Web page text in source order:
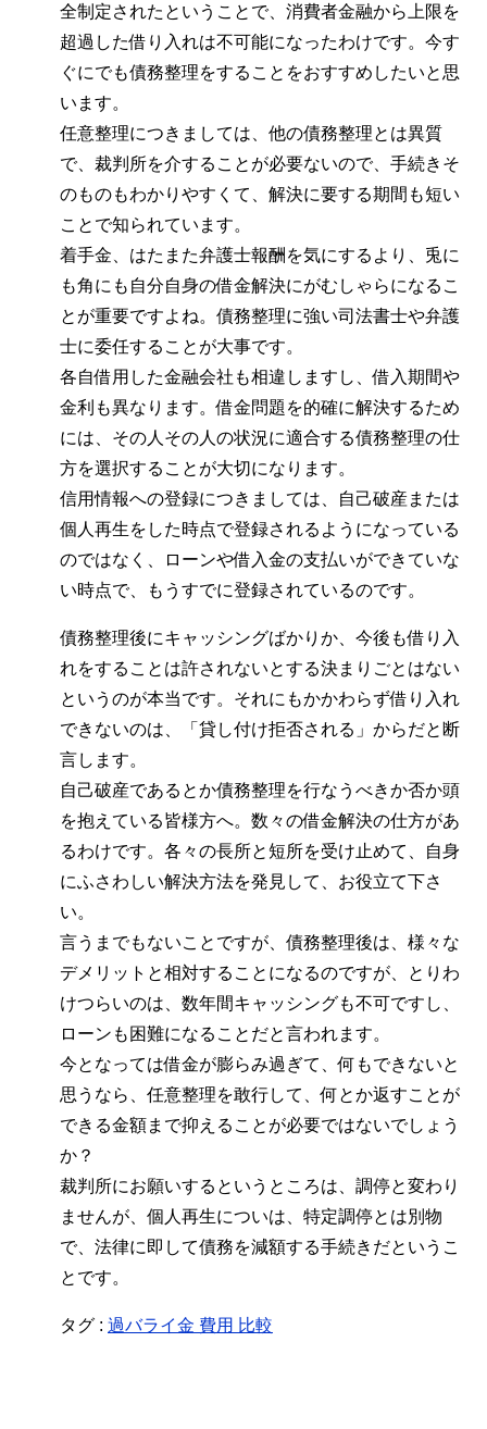
全制定されたということで、消費者金融から上限を
超過した借り入れは不可能になったわけです。今す
ぐにでも債務整理をすることをおすすめしたいと思
います。
任意整理につきましては、他の債務整理とは異質
で、裁判所を介することが必要ないので、手続きそ
のものもわかりやすくて、解決に要する期間も短い
ことで知られています。
着手金、はたまた弁護士報酬を気にするより、兎に
も角にも自分自身の借金解決にがむしゃらになるこ
とが重要ですよね。債務整理に強い司法書士や弁護
士に委任することが大事です。
各自借用した金融会社も相違しますし、借入期間や
金利も異なります。借金問題を的確に解決するため
には、その人その人の状況に適合する債務整理の仕
方を選択することが大切になります。
信用情報への登録につきましては、自己破産または
個人再生をした時点で登録されるようになっている
のではなく、ローンや借入金の支払いができていな
い時点で、もうすでに登録されているのです。
債務整理後にキャッシングばかりか、今後も借り入
れをすることは許されないとする決まりごとはない
というのが本当です。それにもかかわらず借り入れ
できないのは、「貸し付け拒否される」からだと断
言します。
自己破産であるとか債務整理を行なうべきか否か頭
を抱えている皆様方へ。数々の借金解決の仕方があ
るわけです。各々の長所と短所を受け止めて、自身
にふさわしい解決方法を発見して、お役立て下さ
い。
言うまでもないことですが、債務整理後は、様々な
デメリットと相対することになるのですが、とりわ
けつらいのは、数年間キャッシングも不可ですし、
ローンも困難になることだと言われます。
今となっては借金が膨らみ過ぎて、何もできないと
思うなら、任意整理を敢行して、何とか返すことが
できる金額まで抑えることが必要ではないでしょう
か？
裁判所にお願いするというところは、調停と変わり
ませんが、個人再生についは、特定調停とは別物
で、法律に即して債務を減額する手続きだというこ
とです。
タグ : 過バライ金 費用 比較